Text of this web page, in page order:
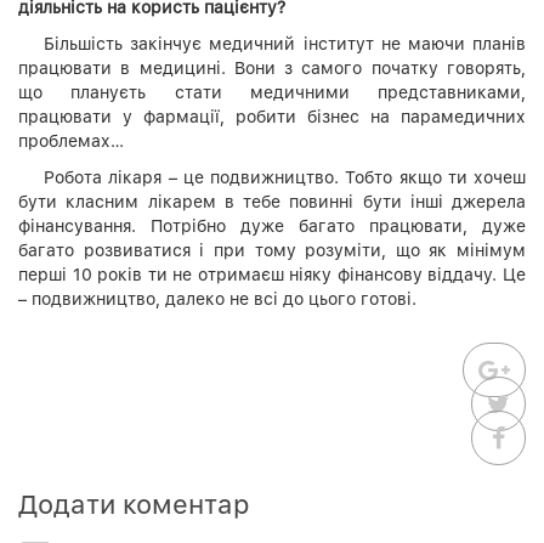
діяльність на користь пацієнту?
Більшість закінчує медичний інститут не маючи планів
працювати в медицині. Вони з самого початку говорять,
що плануєть стати медичними представниками,
працювати у фармації, робити бізнес на парамедичних
проблемах…
Робота лікаря – це подвижництво. Тобто якщо ти хочеш
бути класним лікарем в тебе повинні бути інші джерела
фінансування. Потрібно дуже багато працювати, дуже
багато розвиватися і при тому розуміти, що як мінімум
перші 10 років ти не отримаєш ніяку фінансову віддачу. Це
– подвижництво, далеко не всі до цього готові.
Додати коментар